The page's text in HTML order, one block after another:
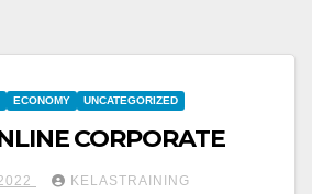
ECONOMY UNCATEGORIZED
CORPORATE
KELASTRAINING